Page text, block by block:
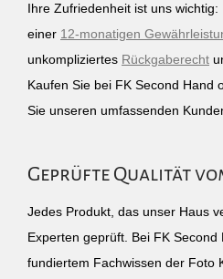
Ihre Zufriedenheit ist uns
einer 12-monatigen
unkompliziertes Rückgaberecht
Kaufen Sie bei FK Second Hand
Sie unseren umfassenden
Geprüfte Qualität
Jedes Produkt, das unser Haus
Experten geprüft. Bei FK
fundiertem Fachwissen der Foto